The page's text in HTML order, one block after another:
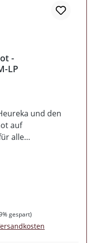
-
LP
und den
auf
alle
sein. Die CD
Homefront
sechs Titel auf
gespart)